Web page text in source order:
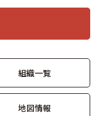
組織一覧
地図情報